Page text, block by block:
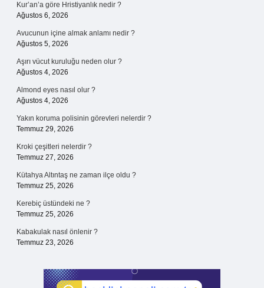
Kur’an’a göre Hristiyanlık nedir ?
Ağustos 6, 2026
Avucunun içine almak anlamı nedir ?
Ağustos 5, 2026
Aşırı vücut kuruluğu neden olur ?
Ağustos 4, 2026
Almond eyes nasıl olur ?
Ağustos 4, 2026
Yakın koruma polisinin görevleri nelerdir ?
Temmuz 29, 2026
Kroki çeşitleri nelerdir ?
Temmuz 27, 2026
Kütahya Altıntaş ne zaman ilçe oldu ?
Temmuz 25, 2026
Kerebiç üstündeki ne ?
Temmuz 25, 2026
Kabakulak nasıl önlenir ?
Temmuz 23, 2026